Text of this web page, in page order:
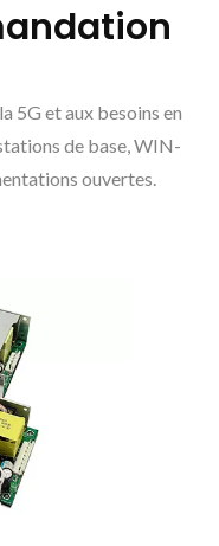
5G et aux besoins en
de base, WIN-
ouvertes.